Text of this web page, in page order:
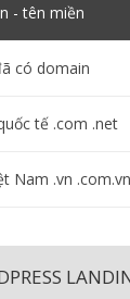
- tên miền
có domain
tế .com .net
Nam .vn .com.vn